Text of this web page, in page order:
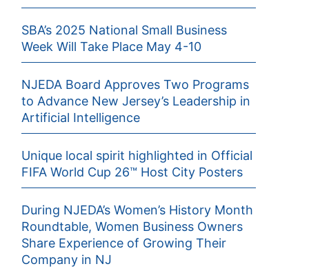
SBA’s 2025 National Small Business
Week Will Take Place May 4-10
NJEDA Board Approves Two Programs
to Advance New Jersey’s Leadership in
Artificial Intelligence
Unique local spirit highlighted in Official
FIFA World Cup 26™ Host City Posters
During NJEDA’s Women’s History Month
Roundtable, Women Business Owners
Share Experience of Growing Their
Company in NJ